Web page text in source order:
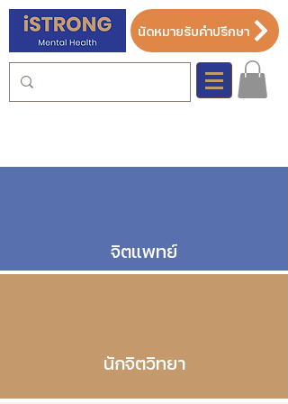
นัดหมายรับคำปรึกษา
จิตแพทย์
นักจิตวิทยา